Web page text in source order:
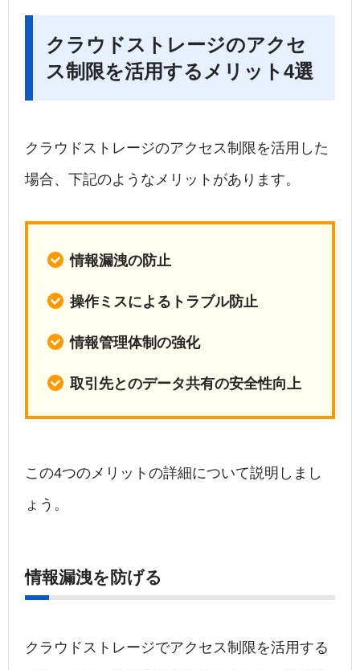
クラウドストレージのアクセ
ス制限を活用するメリット4選
クラウドストレージのアクセス制限を活用した
場合、下記のようなメリットがあります。
情報漏洩の防止
操作ミスによるトラブル防止
情報管理体制の強化
取引先とのデータ共有の安全性向上
この4つのメリットの詳細について説明しまし
ょう。
情報漏洩を防げる
クラウドストレージでアクセス制限を活用する